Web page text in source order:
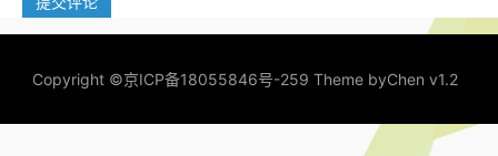
Copyright ©京ICP备18055846号-259 Theme byChen v1.2